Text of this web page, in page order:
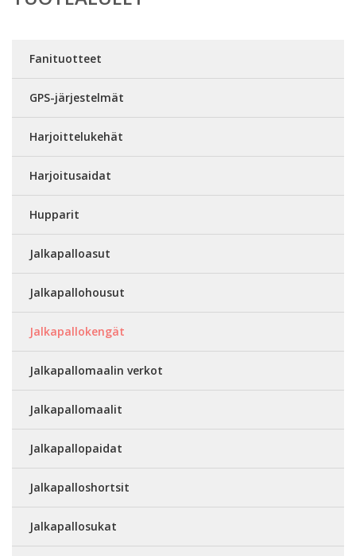
Fanituotteet
GPS-järjestelmät
Harjoittelukehät
Harjoitusaidat
Hupparit
Jalkapalloasut
Jalkapallohousut
Jalkapallokengät
Jalkapallomaalin verkot
Jalkapallomaalit
Jalkapallopaidat
Jalkapalloshortsit
Jalkapallosukat